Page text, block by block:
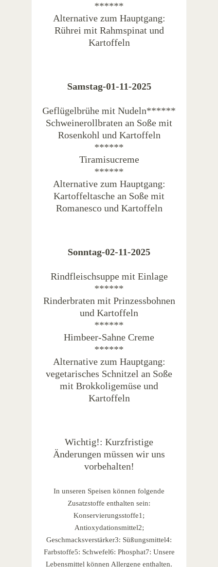
******
Alternative zum Hauptgang:
Rührei mit Rahmspinat und
Kartoffeln
Samstag-01-11-2025
Geflügelbrühe mit Nudeln******
Schweinerollbraten an Soße mit
Rosenkohl und Kartoffeln
******
Tiramisucreme
******
Alternative zum Hauptgang:
Kartoffeltasche an Soße mit
Romanesco und Kartoffeln
Sonntag-02-11-2025
Rindfleischsuppe mit Einlage
******
Rinderbraten mit Prinzessbohnen
und Kartoffeln
******
Himbeer-Sahne Creme
******
Alternative zum Hauptgang:
vegetarisches Schnitzel an Soße
mit Brokkoligemüse und
Kartoffeln
Wichtig!: Kurzfristige
Änderungen müssen wir uns
vorbehalten!
In unseren Speisen können folgende
Zusatzstoffe enthalten sein:
Konservierungsstoffe1;
Antioxydationsmittel2;
Geschmacksverstärker3: Süßungsmittel4:
Farbstoffe5: Schwefel6: Phosphat7: Unsere
Lebensmittel können Allergene enthalten.